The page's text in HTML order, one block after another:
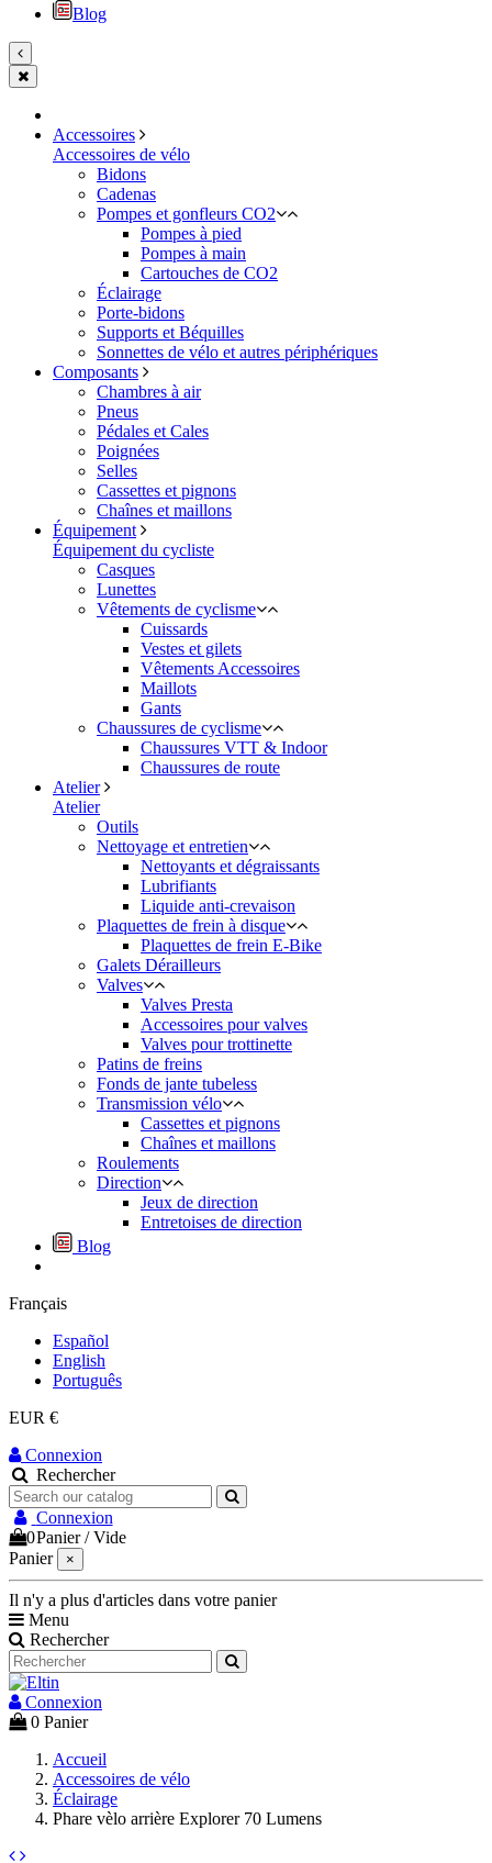
Blog
Accessoires
Accessoires de vélo
Bidons
Cadenas
Pompes et gonfleurs CO2
Pompes à pied
Pompes à main
Cartouches de CO2
Éclairage
Porte-bidons
Supports et Béquilles
Sonnettes de vélo et autres périphériques
Composants
Chambres à air
Pneus
Pédales et Cales
Poignées
Selles
Cassettes et pignons
Chaînes et maillons
Équipement
Équipement du cycliste
Casques
Lunettes
Vêtements de cyclisme
Cuissards
Vestes et gilets
Vêtements Accessoires
Maillots
Gants
Chaussures de cyclisme
Chaussures VTT & Indoor
Chaussures de route
Atelier
Atelier
Outils
Nettoyage et entretien
Nettoyants et dégraissants
Lubrifiants
Liquide anti-crevaison
Plaquettes de frein à disque
Plaquettes de frein E-Bike
Galets Dérailleurs
Valves
Valves Presta
Accessoires pour valves
Valves pour trottinette
Patins de freins
Fonds de jante tubeless
Transmission vélo
Cassettes et pignons
Chaînes et maillons
Roulements
Direction
Jeux de direction
Entretoises de direction
Blog
Français
Español
English
Português
EUR €
Connexion
Rechercher
Connexion
0Panier /Vide
Panier
×
Il n'y a plus d'articles dans votre panier
Menu
Rechercher
Connexion
0 Panier
Accueil
Accessoires de vélo
Éclairage
Phare vèlo arrière Explorer 70 Lumens